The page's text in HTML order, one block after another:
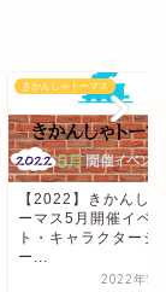
きかんしゃトーマス
【2022】きかんし
ーマス5月開催イベ
ト・キャラクターシ
ー...
2022年5